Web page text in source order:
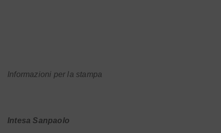
Informazioni per la stampa
Intesa Sanpaolo